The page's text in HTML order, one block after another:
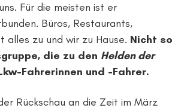
Für die meisten ist er
Büros, Restaurants,
zu und wir zu Hause. Nicht so
die zu den Helden der
Fahrerinnen und -Fahrer.
Rückschau an die Zeit im März